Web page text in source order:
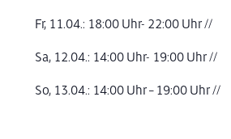
Fr, 11.04.: 18:00 Uhr- 22:00 Uhr //
Sa, 12.04.: 14:00 Uhr- 19:00 Uhr //
So, 13.04.: 14:00 Uhr – 19:00 Uhr //